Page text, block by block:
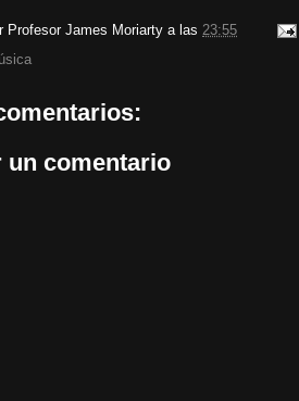
Profesor James Moriarty a las 23:55
un comentario